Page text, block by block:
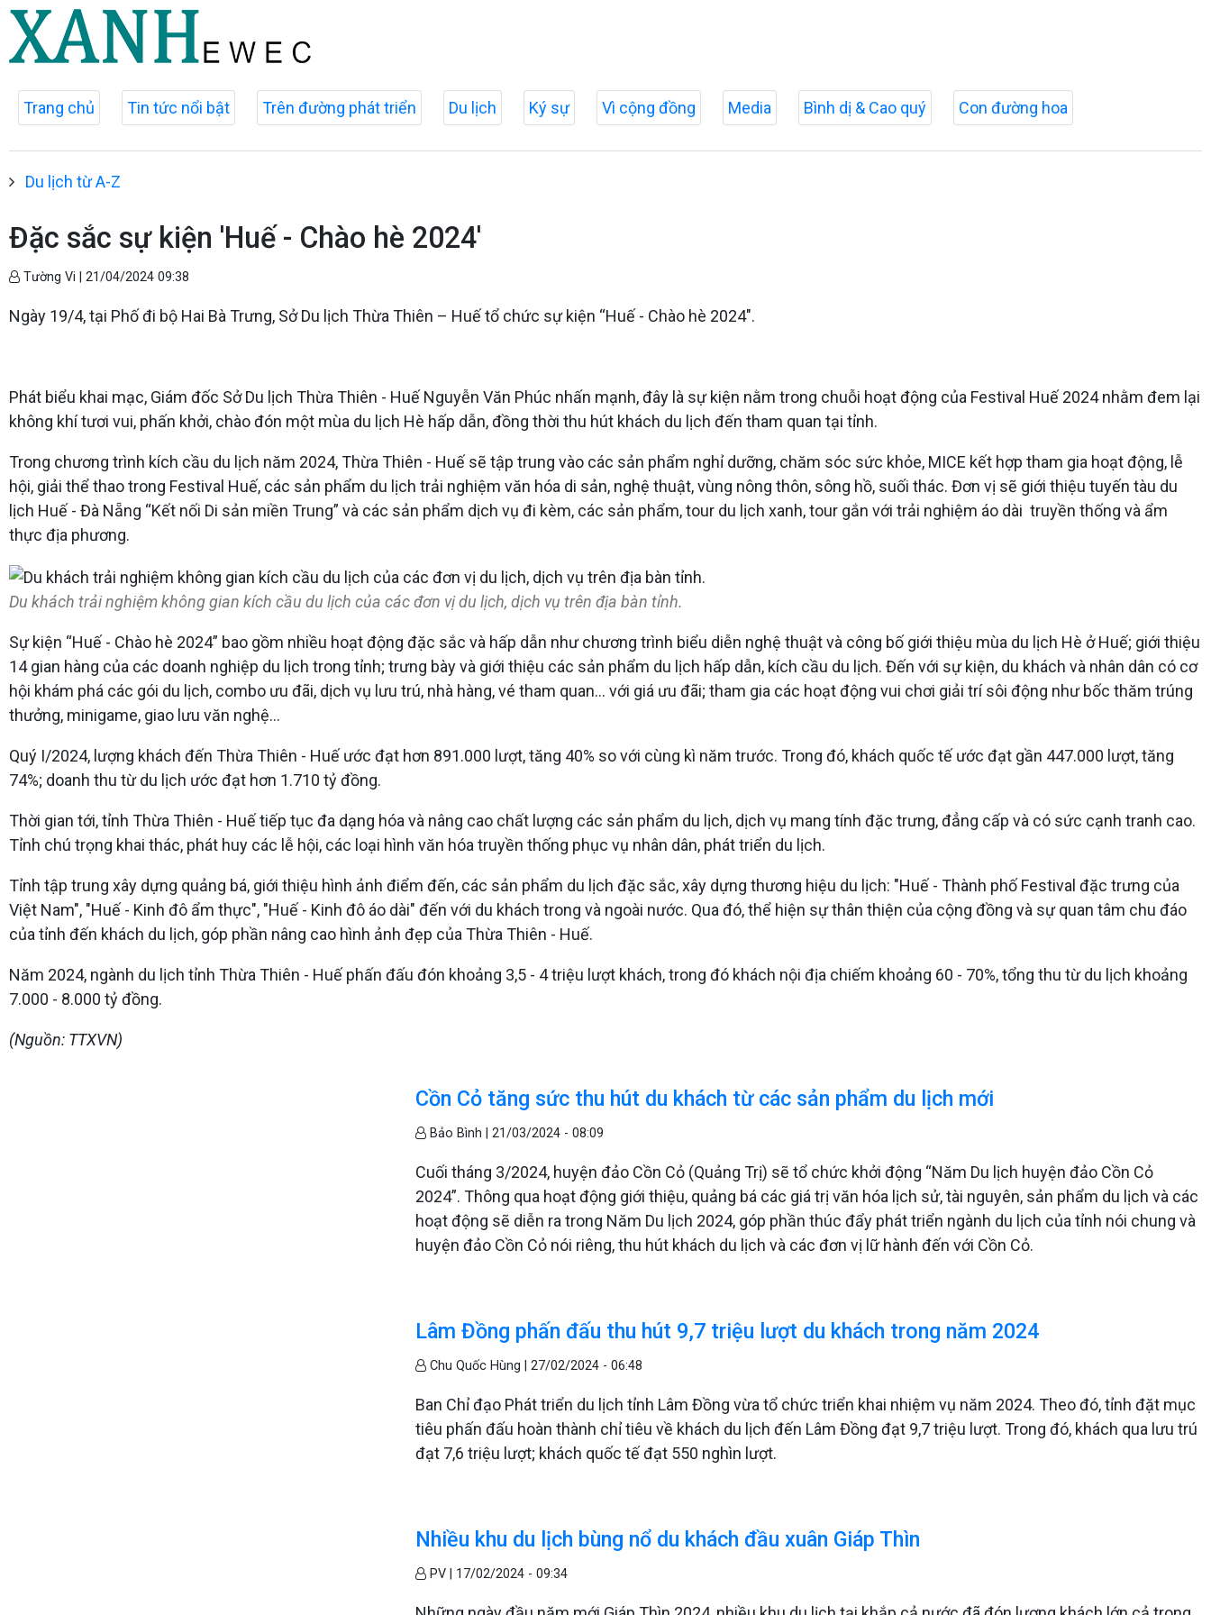
Trang chủ Tin tức nổi bật Trên đường phát triển Du lịch Ký sự Vì cộng đồng Media Bình dị & Cao quý Con đường hoa
Du lịch từ A-Z
Đặc sắc sự kiện 'Huế - Chào hè 2024'
Tường Vi | 21/04/2024 09:38
Ngày 19/4, tại Phố đi bộ Hai Bà Trưng, Sở Du lịch Thừa Thiên – Huế tổ chức sự kiện “Huế - Chào hè 2024".
Phát biểu khai mạc, Giám đốc Sở Du lịch Thừa Thiên - Huế Nguyễn Văn Phúc nhấn mạnh, đây là sự kiện nằm trong chuỗi hoạt động của Festival Huế 2024 nhằm đem lại
không khí tươi vui, phấn khởi, chào đón một mùa du lịch Hè hấp dẫn, đồng thời thu hút khách du lịch đến tham quan tại tỉnh.
Trong chương trình kích cầu du lịch năm 2024, Thừa Thiên - Huế sẽ tập trung vào các sản phẩm nghỉ dưỡng, chăm sóc sức khỏe, MICE kết hợp tham gia hoạt động, lễ
hội, giải thể thao trong Festival Huế, các sản phẩm du lịch trải nghiệm văn hóa di sản, nghệ thuật, vùng nông thôn, sông hồ, suối thác. Đơn vị sẽ giới thiệu tuyến tàu du
lịch Huế - Đà Nẵng “Kết nối Di sản miền Trung” và các sản phẩm dịch vụ đi kèm, các sản phẩm, tour du lịch xanh, tour gắn với trải nghiệm áo dài truyền thống và ẩm
thực địa phương.
Du khách trải nghiệm không gian kích cầu du lịch của các đơn vị du lịch, dịch vụ trên địa bàn tỉnh.
Sự kiện “Huế - Chào hè 2024” bao gồm nhiều hoạt động đặc sắc và hấp dẫn như chương trình biểu diễn nghệ thuật và công bố giới thiệu mùa du lịch Hè ở Huế; giới thiệu
14 gian hàng của các doanh nghiệp du lịch trong tỉnh; trưng bày và giới thiệu các sản phẩm du lịch hấp dẫn, kích cầu du lịch. Đến với sự kiện, du khách và nhân dân có cơ
hội khám phá các gói du lịch, combo ưu đãi, dịch vụ lưu trú, nhà hàng, vé tham quan... với giá ưu đãi; tham gia các hoạt động vui chơi giải trí sôi động như bốc thăm trúng
thưởng, minigame, giao lưu văn nghệ...
Quý I/2024, lượng khách đến Thừa Thiên - Huế ước đạt hơn 891.000 lượt, tăng 40% so với cùng kì năm trước. Trong đó, khách quốc tế ước đạt gần 447.000 lượt, tăng
74%; doanh thu từ du lịch ước đạt hơn 1.710 tỷ đồng.
Thời gian tới, tỉnh Thừa Thiên - Huế tiếp tục đa dạng hóa và nâng cao chất lượng các sản phẩm du lịch, dịch vụ mang tính đặc trưng, đẳng cấp và có sức cạnh tranh cao.
Tỉnh chú trọng khai thác, phát huy các lễ hội, các loại hình văn hóa truyền thống phục vụ nhân dân, phát triển du lịch.
Tỉnh tập trung xây dựng quảng bá, giới thiệu hình ảnh điểm đến, các sản phẩm du lịch đặc sắc, xây dựng thương hiệu du lịch: "Huế - Thành phố Festival đặc trưng của
Việt Nam", "Huế - Kinh đô ẩm thực", "Huế - Kinh đô áo dài" đến với du khách trong và ngoài nước. Qua đó, thể hiện sự thân thiện của cộng đồng và sự quan tâm chu đáo
của tỉnh đến khách du lịch, góp phần nâng cao hình ảnh đẹp của Thừa Thiên - Huế.
Năm 2024, ngành du lịch tỉnh Thừa Thiên - Huế phấn đấu đón khoảng 3,5 - 4 triệu lượt khách, trong đó khách nội địa chiếm khoảng 60 - 70%, tổng thu từ du lịch khoảng
7.000 - 8.000 tỷ đồng.
(Nguồn: TTXVN)
Cồn Cỏ tăng sức thu hút du khách từ các sản phẩm du lịch mới
Bảo Bình |21/03/2024 - 08:09
Cuối tháng 3/2024, huyện đảo Cồn Cỏ (Quảng Trị) sẽ tổ chức khởi động “Năm Du lịch huyện đảo Cồn Cỏ
2024”. Thông qua hoạt động giới thiệu, quảng bá các giá trị văn hóa lịch sử, tài nguyên, sản phẩm du lịch và các
hoạt động sẽ diễn ra trong Năm Du lịch 2024, góp phần thúc đẩy phát triển ngành du lịch của tỉnh nói chung và
huyện đảo Cồn Cỏ nói riêng, thu hút khách du lịch và các đơn vị lữ hành đến với Cồn Cỏ.
Lâm Đồng phấn đấu thu hút 9,7 triệu lượt du khách trong năm 2024​
Chu Quốc Hùng |27/02/2024 - 06:48
Ban Chỉ đạo Phát triển du lịch tỉnh Lâm Đồng vừa tổ chức triển khai nhiệm vụ năm 2024. Theo đó, tỉnh đặt mục
tiêu phấn đấu hoàn thành chỉ tiêu về khách du lịch đến Lâm Đồng đạt 9,7 triệu lượt. Trong đó, khách qua lưu trú
đạt 7,6 triệu lượt; khách quốc tế đạt 550 nghìn lượt.
Nhiều khu du lịch bùng nổ du khách đầu xuân Giáp Thìn
PV | 17/02/2024 - 09:34